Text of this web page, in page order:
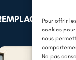
Pour offrir
cookies
nous
Ne pas